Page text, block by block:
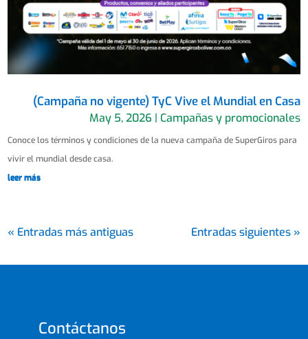
(Campaña no vigente) TyC Vive el Mundial en Casa
May 5, 2026 | Campañas y promocionales
Conoce los términos y condiciones de la nueva campaña de SuperGiros para
vivir el mundial desde casa.
leer más
« Entradas más antiguas Entradas siguientes »
Contáctanos